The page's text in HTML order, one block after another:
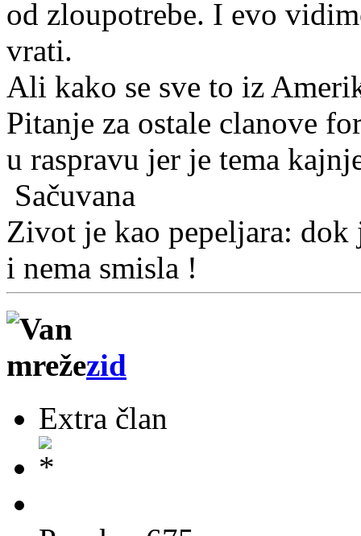
od zloupotrebe. I evo
vrati.
Ali kako se sve to iz
Pitanje za ostale clanove
u raspravu jer je tema
Sačuvana
Zivot je kao pepeljara:
i nema smisla !
zid
Extra član